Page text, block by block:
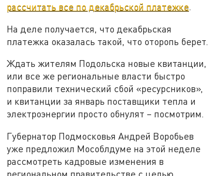
рассчитать все по декабрьской платежке.
На деле получается, что декабрьская
платежка оказалась такой, что оторопь берет.
Ждать жителям Подольска новые квитанции,
или все же региональные власти быстро
поправили технический сбой «ресурсников»,
и квитанции за январь поставщики тепла и
электроэнергии просто обнулят – посмотрим.
Губернатор Подмосковья Андрей Воробьев
уже предложил Мособлдуме на этой неделе
рассмотреть кадровые изменения в